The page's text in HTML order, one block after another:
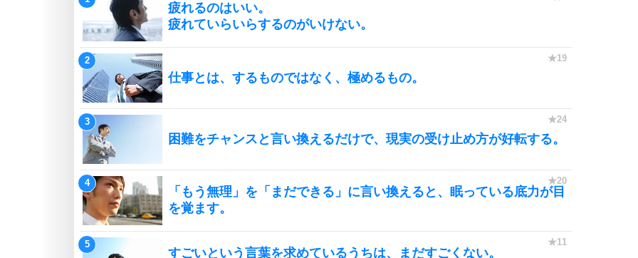
疲れるのはいい。
疲れていらいらするのがいけない。
仕事とは、するものではなく、極めるもの。
困難をチャンスと言い換えるだけで、現実の受け止め方が好転する。
「もう無理」を「まだできる」に言い換えると、眠っている底力が目
を覚ます。
すごいという言葉を求めているうちは、まだすごくない。